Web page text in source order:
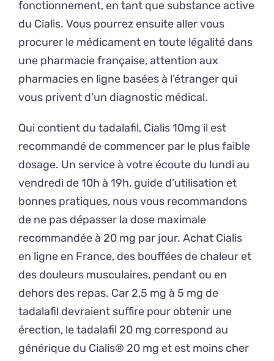
fonctionnement, en tant que substance active
du Cialis. Vous pourrez ensuite aller vous
procurer le médicament en toute légalité dans
une pharmacie française, attention aux
pharmacies en ligne basées à l’étranger qui
vous privent d’un diagnostic médical.
Qui contient du tadalafil, Cialis 10mg il est
recommandé de commencer par le plus faible
dosage. Un service à votre écoute du lundi au
vendredi de 10h à 19h, guide d’utilisation et
bonnes pratiques, nous vous recommandons
de ne pas dépasser la dose maximale
recommandée à 20 mg par jour. Achat Cialis
en ligne en France, des bouffées de chaleur et
des douleurs musculaires, pendant ou en
dehors des repas. Car 2,5 mg à 5 mg de
tadalafil devraient suffire pour obtenir une
érection, le tadalafil 20 mg correspond au
générique du Cialis® 20 mg et est moins cher